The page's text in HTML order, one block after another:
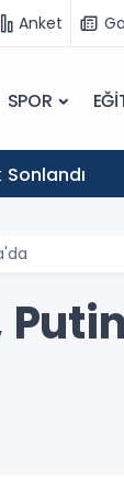
Anket
SPOR